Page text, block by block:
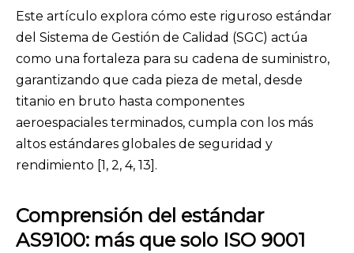
Este artículo explora cómo este riguroso estándar
del Sistema de Gestión de Calidad (SGC) actúa
como una fortaleza para su cadena de suministro,
garantizando que cada pieza de metal, desde
titanio en bruto hasta componentes
aeroespaciales terminados, cumpla con los más
altos estándares globales de seguridad y
rendimiento [1, 2, 4, 13].
Comprensión del estándar
AS9100: más que solo ISO 9001